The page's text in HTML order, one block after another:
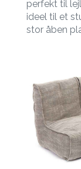
perfekt til
ideel til et
stor åben